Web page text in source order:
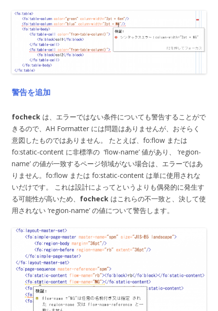
警告を追加
focheck は、エラーではない条件についても警告することがで
きるので、AH Formatter には問題はありませんが、おそらく
意図したものではありません。 たとえば、fo:flow または
fo:static-content に非標準の ‘flow-name’ 値があり、 ‘region-
name’ の値が一致するページ領域がない場合は、エラーではあ
りません。fo:flow または fo:static-content は単に使用されな
いだけです。 これは設計によってというよりも偶発的に発生す
る可能性が高いため、 focheck はこれらの不一致と、決して使
用されない ‘region-name’ の値について警告します。